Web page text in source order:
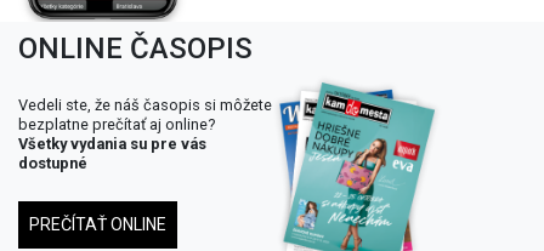
ONLINE ČASOPIS
Vedeli ste, že náš časopis si môžete
bezplatne prečítať aj online?
Všetky vydania su pre vás
dostupné
PREČÍTAŤ ONLINE